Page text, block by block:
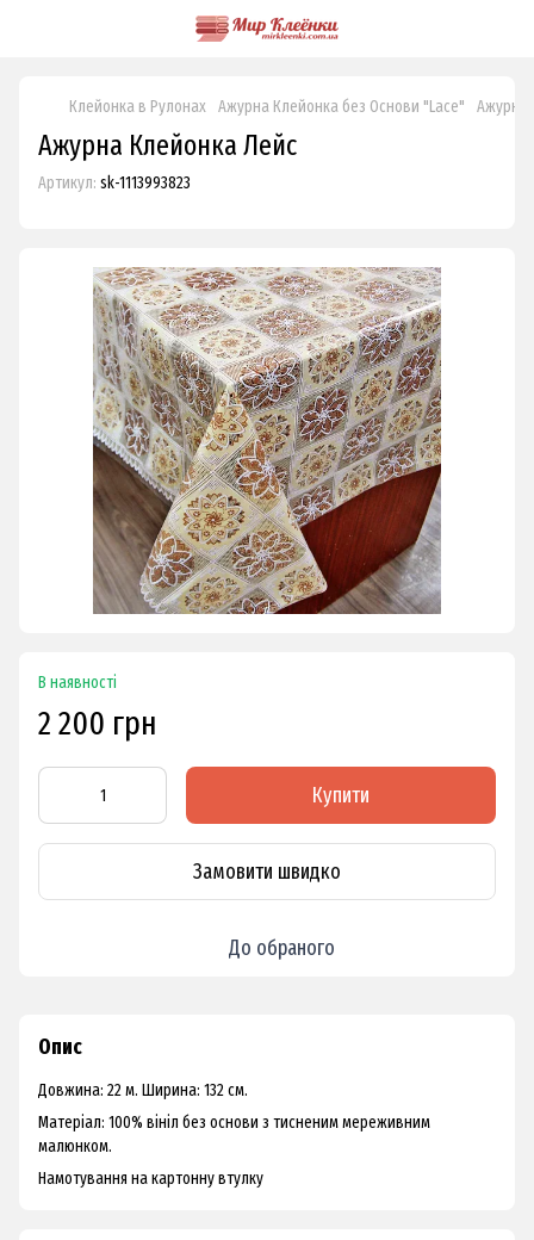
Клейонка в Рулонах Ажурна Клейонка без Основи "Lace" Ажурна
Ажурна Клейонка Лейс
Артикул: sk-1113993823
В наявності
2 200 грн
Купити
Замовити швидко
До обраного
Опис
Довжина: 22 м. Ширина: 132 см.
Матеріал: 100% вініл без основи з тисненим мереживним
малюнком.
Намотування на картонну втулку